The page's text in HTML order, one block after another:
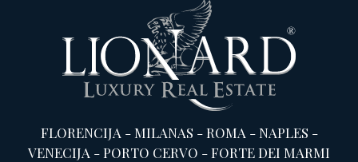
FLORENCIJA -MILANAS -ROMA -NAPLES -
VENECIJA -PORTO CERVO -FORTE DEI MARMI